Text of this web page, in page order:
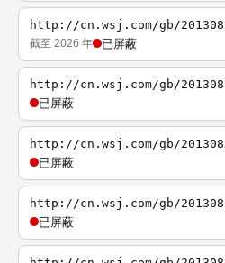
http://cn.wsj.com/gb/
截至 2026 年 已屏蔽
http://cn.wsj.com/gb/
已屏蔽
http://cn.wsj.com/gb/
已屏蔽
http://cn.wsj.com/gb/
已屏蔽